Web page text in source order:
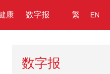
康 数字报 繁 EN
数字报